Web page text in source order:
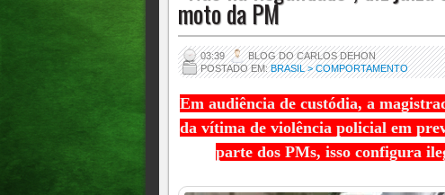
moto da PM
03:39
BLOG DO CARLOS DEHON
POSTADO EM:BRASIL > COMPORTAMENTO
Em audiência de custódia, a
da vítima de violência policial em
parte dos PMs, isso configura